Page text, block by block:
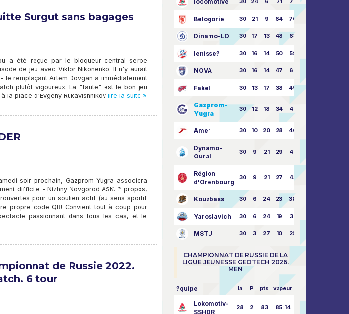
Surgut sans bagages
a été reçue par le bloqueur central serbe
de jeu avec Viktor Nikonenko. Il n'y aurait
le remplaçant Artem Dovgan a immédiatement
plutôt vigoureux. La "faute" est le bon jeu
la place d'Evgeny Rukavishnikov lire la suite »
soir prochain, Gazprom-Yugra associera
difficile - Nizhny Novgorod ASK. ? propos,
pour un soutien actif (au sens sportif
propre code QR! Convient tout à coup pour
passionnant dans tous les cas, et le
de Russie 2022.
6 tour
locomotive 30 24 6 71 77:33
Belogorie 30 21 9 64 70:40
Dinamo-LO 30 17 13 48 63:57
Ienisse? 30 16 14 50 59:53
NOVA 30 16 14 47 62:58
Fakel 30 13 17 38 49:62
Gazprom-
Yugra
30 12 18 34 45:63
Amer 30 10 20 28 46:73
Dynamo-
Oural
30 9 21 29 41:70
Région
d'Orenbourg
30 9 21 27 43:73
Kouzbass 30 6 24 23 38:76
Yaroslavich 30 6 24 19 31:80
MSTU 30 3 27 10 25:87
CHAMPIONNAT DE RUSSIE DE LA
LIGUE JEUNESSE GEOTECH 2026.
MEN
?quipe la P pts vapeur
Lokomotiv-
SSHOR
28 2 83 85:14